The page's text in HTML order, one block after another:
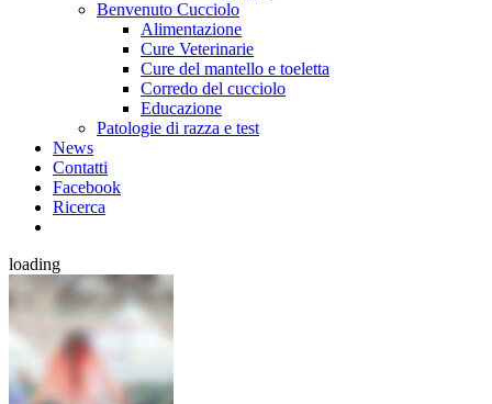
Benvenuto Cucciolo
Alimentazione
Cure Veterinarie
Cure del mantello e toeletta
Corredo del cucciolo
Educazione
Patologie di razza e test
News
Contatti
Facebook
Ricerca
loading